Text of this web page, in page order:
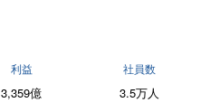
利益
3,359億
社員数
3.5万人